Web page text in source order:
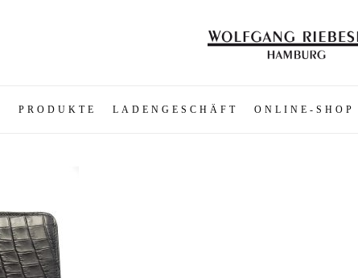
PRODUKTE LADENGESCHÄFT ONLINE-SHOP